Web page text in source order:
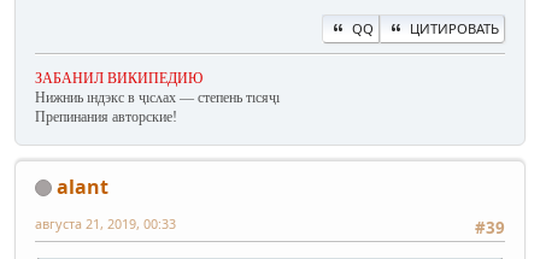
QQ ЦИТИРОВАТЬ
ЗАБАНИЛ ВИКИПЕДИЮ
Нижниь ıндэкс в ҷıсʌах — степень тıсяҷı
Препинания авторские!
alant
#39
августа 21, 2019, 00:33